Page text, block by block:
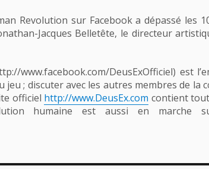
Revolution sur Facebook a dépassé les
Jacques Belletête, le directeur
www.facebook.com/DeusExOfficiel) est
; discuter avec les autres membres de la
officiel http://www.DeusEx.com contient
humaine est aussi en marche